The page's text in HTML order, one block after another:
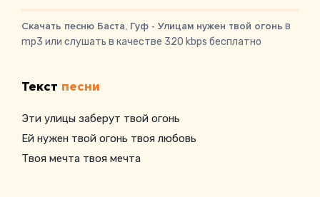
Скачать песню Баста, Гуф - Улицам нужен твой огонь в
mp3 или слушать в качестве 320 kbps бесплатно
Текст песни
Эти улицы заберут твой огонь
Ей нужен твой огонь твоя любовь
Твоя мечта твоя мечта